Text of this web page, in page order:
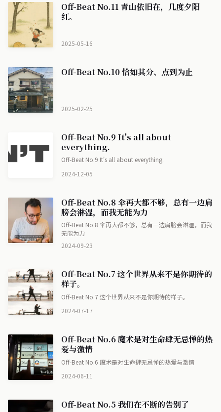
Off-Beat No.11 青山依旧在，几度夕阳
红。
2025-05-16
Off-Beat No.10 恰如其分、点到为止
2025-02-25
Off-Beat No.9 It's all about
everything.
Off-Beat No.9 It's all about everything.
2024-12-05
Off-Beat No.8 伞再大都不够，总有一边肩
膀会淋湿，而我无能为力
Off-Beat No.8 伞再大都不够，总有一边肩膀会淋湿，而我
无能为力
2024-09-23
Off-Beat No.7 这个世界从来不是你期待的
样子。
Off-Beat No.7 这个世界从来不是你期待的样子。
2024-07-17
Off-Beat No.6 魔术是对生命肆无忌惮的热
爱与激情
Off-Beat No.6 魔术是对生命肆无忌惮的热爱与激情
2024-06-11
Off-Beat No.5 我们在不断的告别了